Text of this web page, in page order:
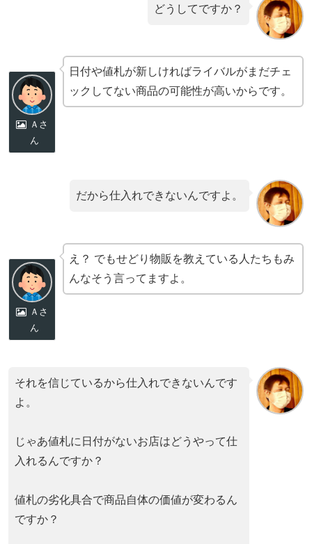
どうしてですか？
Ａさ
ん
日付や値札が新しければライバルがまだチェ
ックしてない商品の可能性が高いからです。
だから仕入れできないんですよ。
Ａさ
ん
え？ でもせどり物販を教えている人たちもみ
んなそう言ってますよ。
それを信じているから仕入れできないんです
よ。
じゃあ値札に日付がないお店はどうやって仕
入れるんですか？
値札の劣化具合で商品自体の価値が変わるん
ですか？